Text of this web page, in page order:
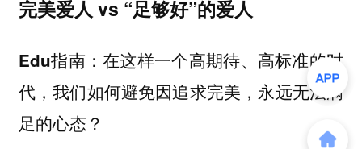
完美爱人 vs “足够好”的爱人
Edu指南：在这样一个高期待、高标准的时
代，我们如何避免因追求完美，永远无法满
足的心态？